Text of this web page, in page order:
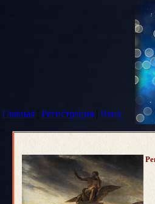
Главная | Регистрация | Вход